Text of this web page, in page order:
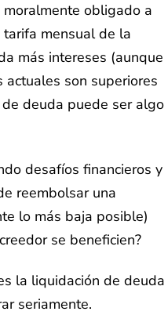
obligado a
mensual de la
más intereses (aunque
actuales son superiores
deuda puede ser algo
desafíos financieros y
reembolsar una
lo más baja posible)
se beneficien?
la liquidación de deuda
seriamente.